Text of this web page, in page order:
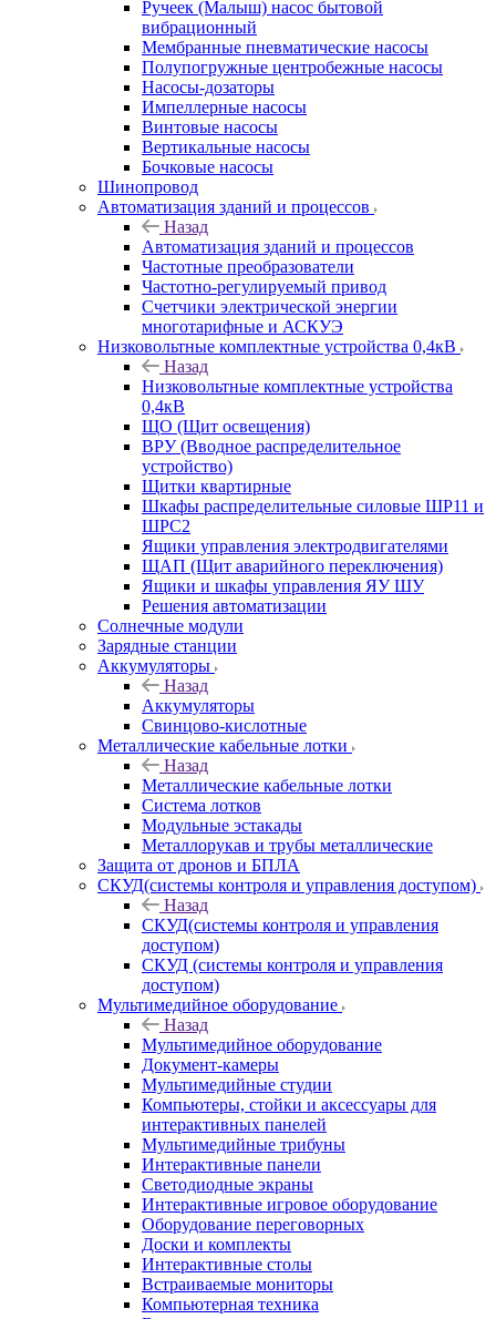
Ручеек (Малыш) насос бытовой
вибрационный
Мембранные пневматические насосы
Полупогружные центробежные насосы
Насосы-дозаторы
Импеллерные насосы
Винтовые насосы
Вертикальные насосы
Бочковые насосы
Шинопровод
Автоматизация зданий и процессов
Назад
Автоматизация зданий и процессов
Частотные преобразователи
Частотно-регулируемый привод
Счетчики электрической энергии
многотарифные и АСКУЭ
Низковольтные комплектные устройства 0,4кВ
Назад
Низковольтные комплектные устройства
0,4кВ
ЩО (Щит освещения)
ВРУ (Вводное распределительное
устройство)
Щитки квартирные
Шкафы распределительные силовые ШР11 и
ШРС2
Ящики управления электродвигателями
ЩАП (Щит аварийного переключения)
Ящики и шкафы управления ЯУ ШУ
Решения автоматизации
Солнечные модули
Зарядные станции
Аккумуляторы
Назад
Аккумуляторы
Свинцово-кислотные
Металлические кабельные лотки
Назад
Металлические кабельные лотки
Система лотков
Модульные эстакады
Металлорукав и трубы металлические
Защита от дронов и БПЛА
СКУД(системы контроля и управления доступом)
Назад
СКУД(системы контроля и управления
доступом)
СКУД (системы контроля и управления
доступом)
Мультимедийное оборудование
Назад
Мультимедийное оборудование
Документ-камеры
Мультимедийные студии
Компьютеры, стойки и аксессуары для
интерактивных панелей
Мультимедийные трибуны
Интерактивные панели
Светодиодные экраны
Интерактивные игровое оборудование
Оборудование переговорных
Доски и комплекты
Интерактивные столы
Встраиваемые мониторы
Компьютерная техника